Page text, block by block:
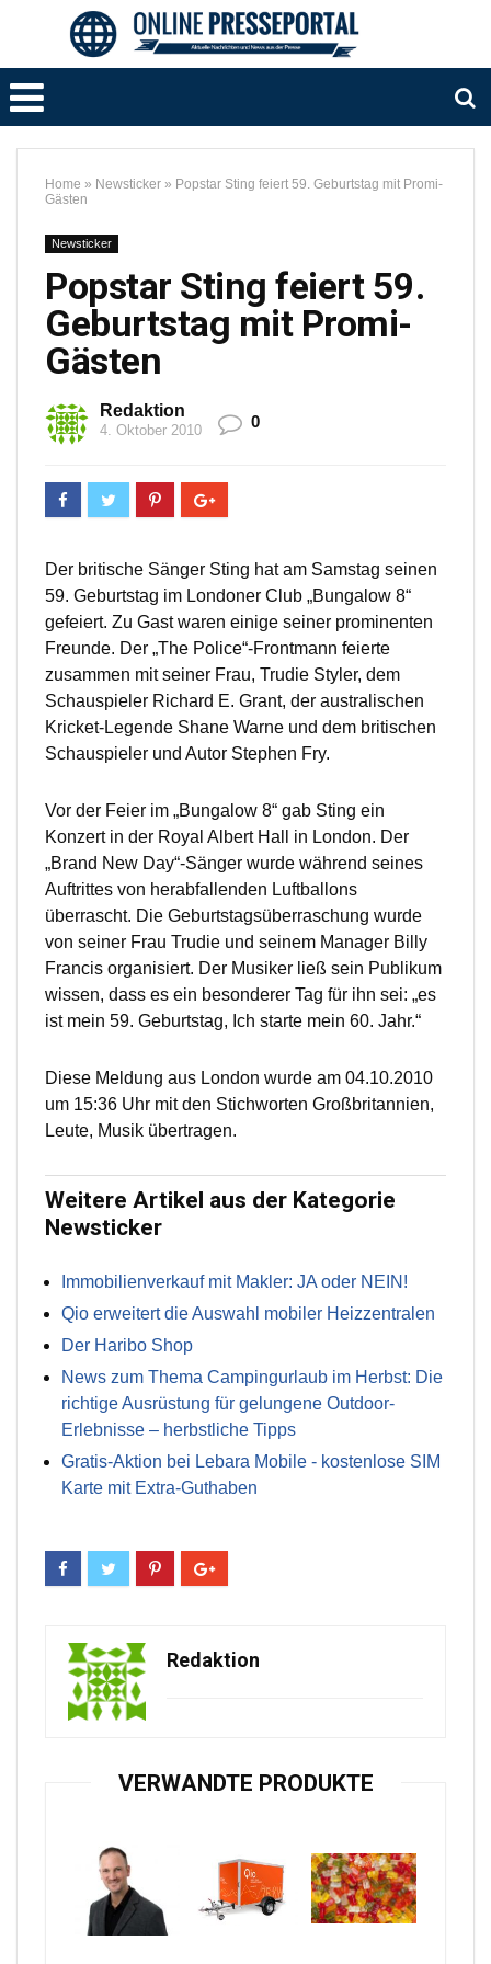
Home » Newsticker » Popstar Sting feiert 59. Geburtstag mit Promi-
Gästen
Newsticker
Popstar Sting feiert 59.
Geburtstag mit Promi-
Gästen
Redaktion
4. Oktober 2010 0
Der britische Sänger Sting hat am Samstag seinen
59. Geburtstag im Londoner Club „Bungalow 8“
gefeiert. Zu Gast waren einige seiner prominenten
Freunde. Der „The Police“-Frontmann feierte
zusammen mit seiner Frau, Trudie Styler, dem
Schauspieler Richard E. Grant, der australischen
Kricket-Legende Shane Warne und dem britischen
Schauspieler und Autor Stephen Fry.
Vor der Feier im „Bungalow 8“ gab Sting ein
Konzert in der Royal Albert Hall in London. Der
„Brand New Day“-Sänger wurde während seines
Auftrittes von herabfallenden Luftballons
überrascht. Die Geburtstagsüberraschung wurde
von seiner Frau Trudie und seinem Manager Billy
Francis organisiert. Der Musiker ließ sein Publikum
wissen, dass es ein besonderer Tag für ihn sei: „es
ist mein 59. Geburtstag, Ich starte mein 60. Jahr.“
Diese Meldung aus London wurde am 04.10.2010
um 15:36 Uhr mit den Stichworten Großbritannien,
Leute, Musik übertragen.
Weitere Artikel aus der Kategorie
Newsticker
Immobilienverkauf mit Makler: JA oder NEIN!
Qio erweitert die Auswahl mobiler Heizzentralen
Der Haribo Shop
News zum Thema Campingurlaub im Herbst: Die
richtige Ausrüstung für gelungene Outdoor-
Erlebnisse – herbstliche Tipps
Gratis-Aktion bei Lebara Mobile - kostenlose SIM
Karte mit Extra-Guthaben
Redaktion
VERWANDTE PRODUKTE